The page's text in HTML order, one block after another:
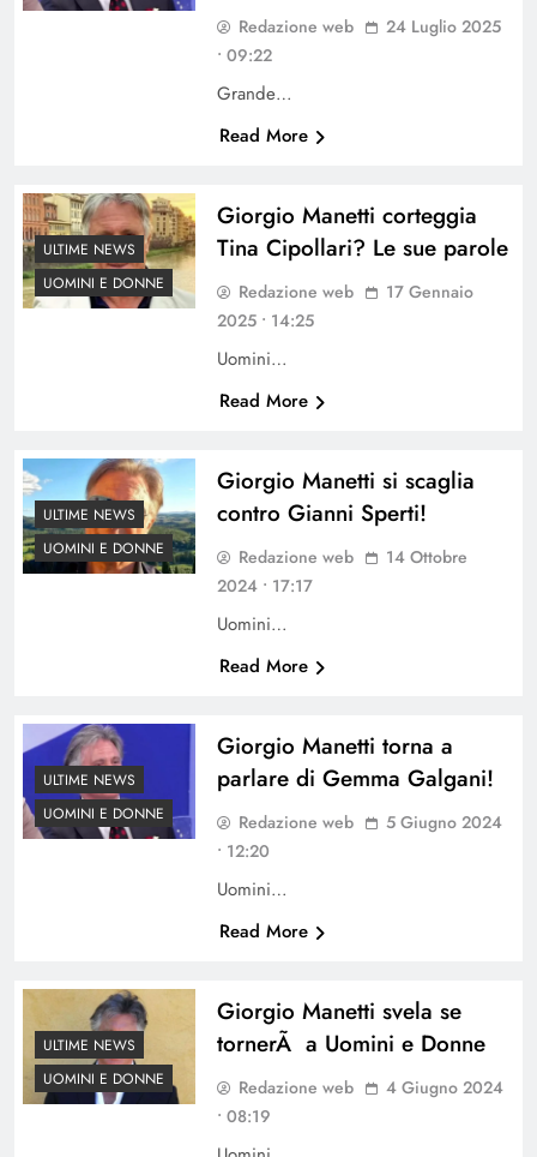
Redazione web
24 Luglio 2025
• 09:22
Grande…
Read More
ULTIME NEWS
UOMINI E DONNE
Giorgio Manetti corteggia
Tina Cipollari? Le sue parole
Redazione web
17 Gennaio
2025 • 14:25
Uomini…
Read More
ULTIME NEWS
UOMINI E DONNE
Giorgio Manetti si scaglia
contro Gianni Sperti!
Redazione web
14 Ottobre
2024 • 17:17
Uomini…
Read More
ULTIME NEWS
UOMINI E DONNE
Giorgio Manetti torna a
parlare di Gemma Galgani!
Redazione web
5 Giugno 2024
• 12:20
Uomini…
Read More
ULTIME NEWS
UOMINI E DONNE
Giorgio Manetti svela se
tornerÃ a Uomini e Donne
Redazione web
4 Giugno 2024
• 08:19